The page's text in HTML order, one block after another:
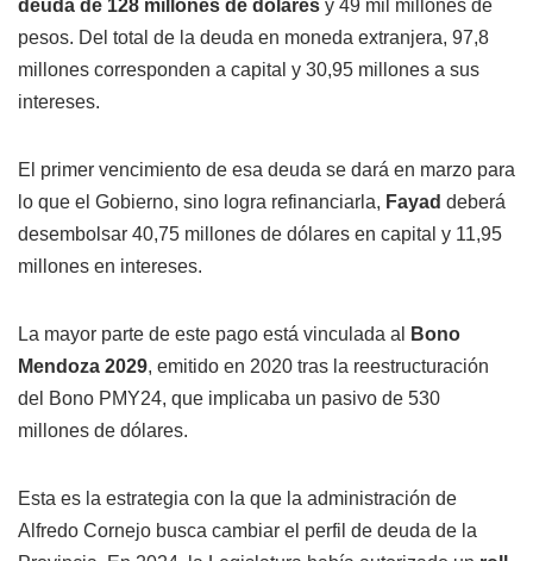
deuda de 128 millones de dólares y 49 mil millones de
pesos. Del total de la deuda en moneda extranjera, 97,8
millones corresponden a capital y 30,95 millones a sus
intereses.
El primer vencimiento de esa deuda se dará en marzo para
lo que el Gobierno, sino logra refinanciarla, Fayad deberá
desembolsar 40,75 millones de dólares en capital y 11,95
millones en intereses.
La mayor parte de este pago está vinculada al
Bono
Mendoza 2029, emitido en 2020 tras la reestructuración
del Bono PMY24, que implicaba un pasivo de 530
millones de dólares.
Esta es la estrategia con la que la administración de
Alfredo Cornejo busca cambiar el perfil de deuda de la